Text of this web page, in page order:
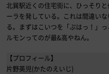
北巽駅近くの住宅街に、ひっそり
ーラを発している。これは間違い
る。まずはこいつを「ぷはっ！」
ルモンってのが最&高やねん。
【プロフィール】
片野英児(かたのえいじ)